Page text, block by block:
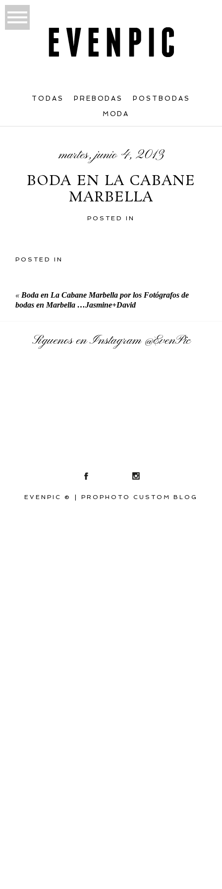
TODAS PREBODAS POSTBODAS
MODA
martes, junio 4, 2013
BODA EN LA CABANE
MARBELLA
POSTED IN
POSTED IN
« Boda en La Cabane Marbella por los Fotógrafos de
bodas en Marbella …Jasmine+David
Síguenos en Instagram@EvenPic
EVENPIC © PROPHOTO CUSTOM BLOG